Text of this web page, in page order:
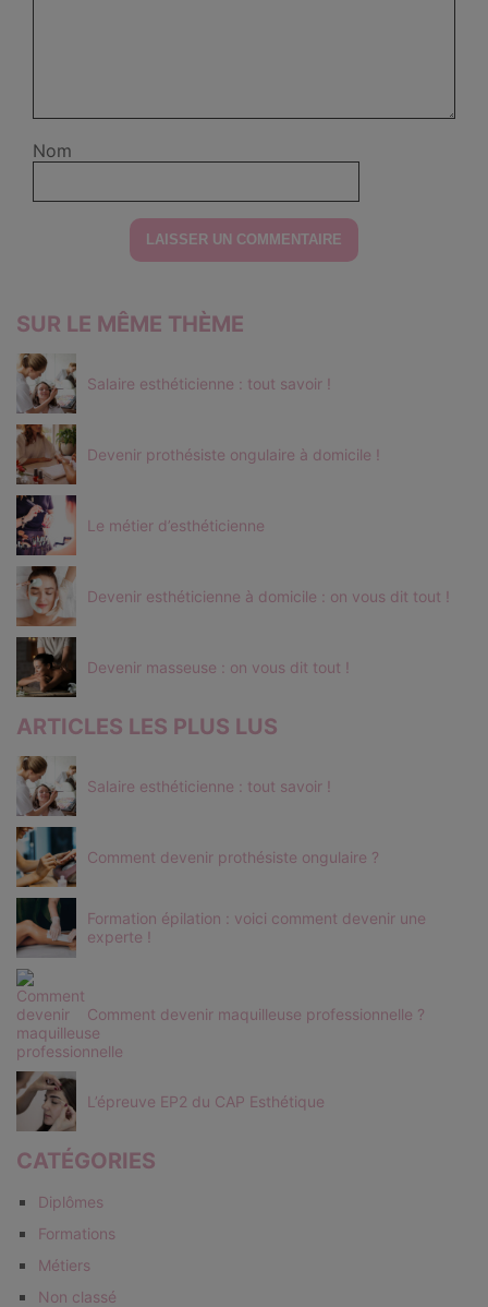
Nom
SUR LE MÊME THÈME
Salaire esthéticienne : tout savoir !
Devenir prothésiste ongulaire à domicile !
Le métier d’esthéticienne
Devenir esthéticienne à domicile : on vous dit tout !
Devenir masseuse : on vous dit tout !
ARTICLES LES PLUS LUS
Salaire esthéticienne : tout savoir !
Comment devenir prothésiste ongulaire ?
Formation épilation : voici comment devenir une
experte !
Comment devenir maquilleuse professionnelle ?
L’épreuve EP2 du CAP Esthétique
CATÉGORIES
Diplômes
Formations
Métiers
Non classé